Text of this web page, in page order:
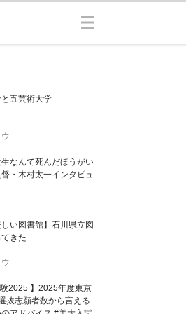
五芸術大学
生なんて死んだほうがい
・木村太一インタビュ
しい図書館】石川県立図
きた
験2025 】2025年度東京
抜志願者数から言える